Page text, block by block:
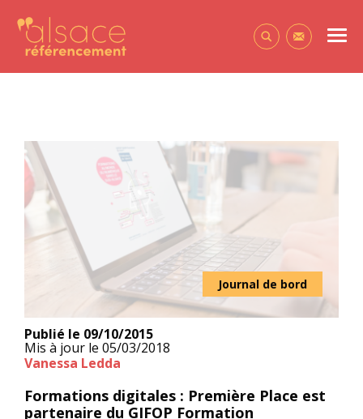
Alsace Référencement Le blog de Première Place
Contactez-
Journal de bord
Publié le 09/10/2015
Mis à jour le 05/03/2018
Vanessa Ledda
Formations digitales : Première Place est
partenaire du GIFOP Formation